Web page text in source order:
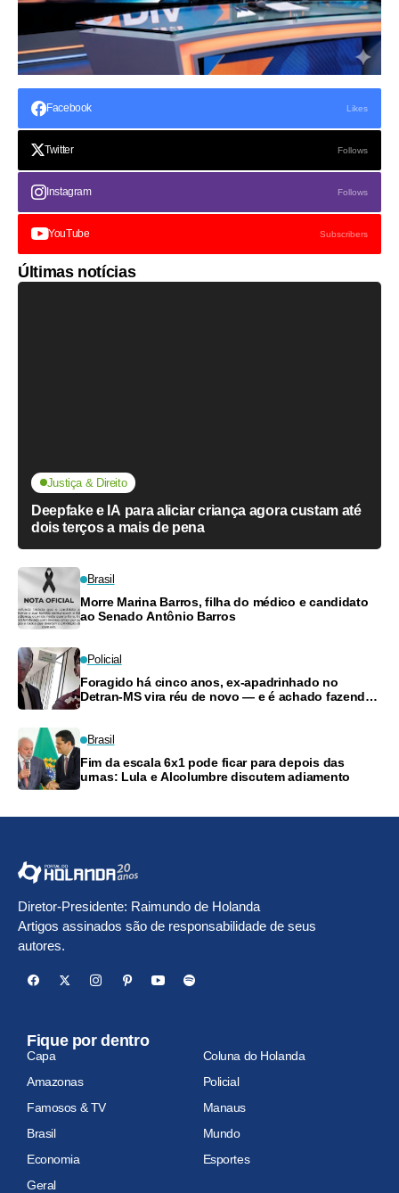
Facebook Likes
Twitter Follows
Instagram Follows
YouTube Subscribers
Últimas notícias
Justiça & Direito
Deepfake e IA para aliciar criança agora custam até
dois terços a mais de pena
Brasil
Morre Marina Barros, filha do médico e candidato
ao Senado Antônio Barros
Policial
Foragido há cinco anos, ex-apadrinhado no
Detran-MS vira réu de novo — e é achado fazendo
Brasil
Fim da escala 6x1 pode ficar para depois das
urnas: Lula e Alcolumbre discutem adiamento
Diretor-Presidente: Raimundo de Holanda
Artigos assinados são de responsabilidade de seus
autores.
Fique por dentro
Capa
Coluna do Holanda
Amazonas
Policial
Famosos & TV
Manaus
Brasil
Mundo
Economia
Esportes
Geral